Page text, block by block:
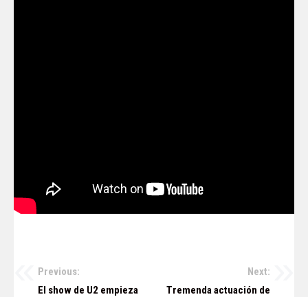
Navegación
Previous:
El show de U2 empieza
Next:
Tremenda actuación de